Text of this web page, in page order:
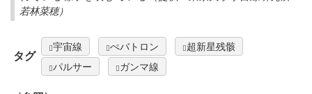
若林菜穂）
タグ
宇宙線 ぺバトロン
超新星残骸
パルサー
ガンマ線